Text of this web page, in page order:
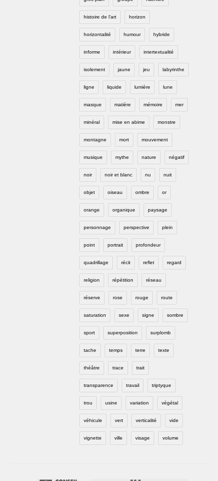
histoire de l'art horizon
horizontalité humour hybride
informe intérieur intertextualité
isolement jaune jeu labyrinthe
ligne liquide lumière lune
masque matière mémoire mer
minéral mise en abime monstre
montagne mort mouvement
musique mythe nature négatif
noir noir et blanc nu nuit
objet oiseau ombre or
orange organique paysage
personnage perspective plein
point portrait profondeur
quadrillage récit reflet regard
religion répétition réseau
réserve rose rouge route
saturation sexe signe sombre
sport superposition surplomb
tache temps terre texte
théâtre trace trait
transparence travail triptyque
trou usine variation végétal
véhicule vert verticalité vide
vignette ville visage volume